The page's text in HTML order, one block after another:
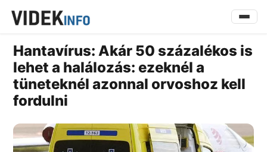
Hantavírus: Akár 50 százalékos is
lehet a halálozás: ezeknél a
tüneteknél azonnal orvoshoz kell
fordulni